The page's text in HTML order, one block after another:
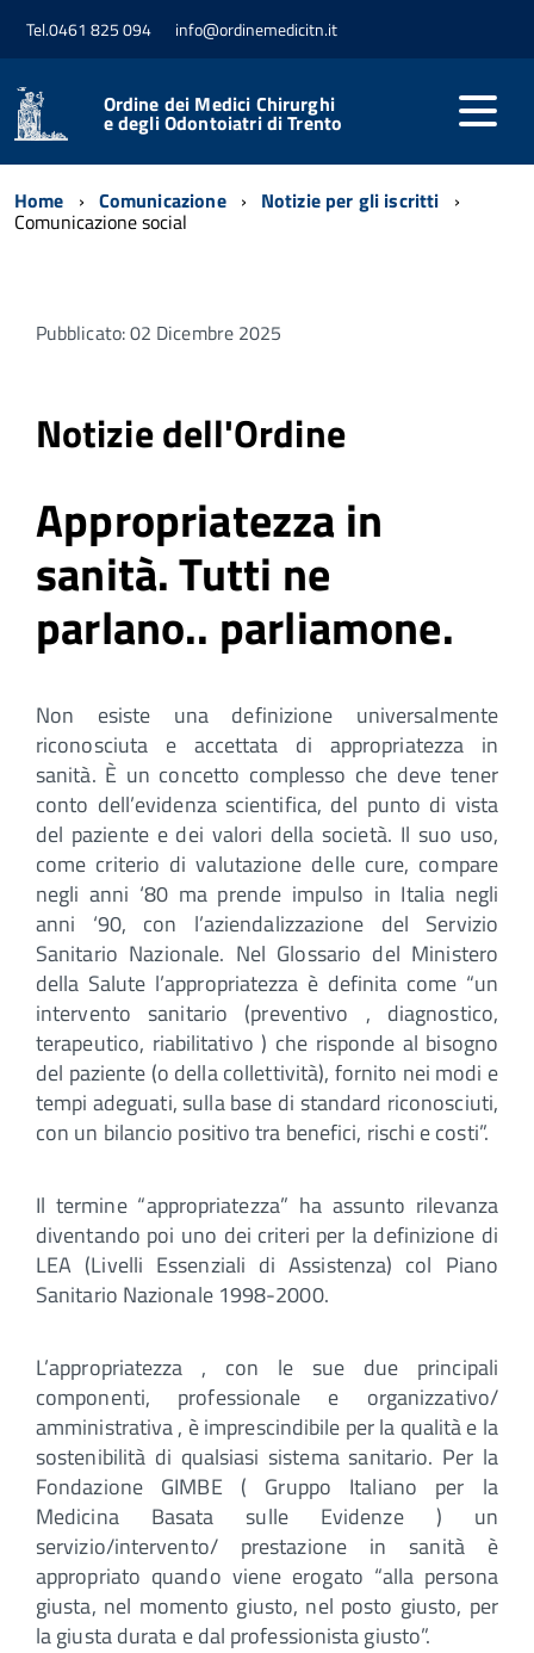
Tel.0461 825 094 info@ordinemedicitn.it
Ordine dei Medici Chirurghi
e degli Odontoiatri di Trento
Home Comunicazione Notizie per gli iscritti
Comunicazione social
Pubblicato: 02 Dicembre 2025
Notizie dell'Ordine
Appropriatezza in
sanità. Tutti ne
parlano.. parliamone.
Non esiste una definizione universalmente
riconosciuta e accettata di appropriatezza in
sanità. È un concetto complesso che deve tener
conto dell’evidenza scientifica, del punto di vista
del paziente e dei valori della società. Il suo uso,
come criterio di valutazione delle cure, compare
negli anni ‘80 ma prende impulso in Italia negli
anni ‘90, con l’aziendalizzazione del Servizio
Sanitario Nazionale. Nel Glossario del Ministero
della Salute l’appropriatezza è definita come “un
intervento sanitario (preventivo , diagnostico,
terapeutico, riabilitativo ) che risponde al bisogno
del paziente (o della collettività), fornito nei modi e
tempi adeguati, sulla base di standard riconosciuti,
con un bilancio positivo tra benefici, rischi e costi”.
Il termine “appropriatezza” ha assunto rilevanza
diventando poi uno dei criteri per la definizione di
LEA (Livelli Essenziali di Assistenza) col Piano
Sanitario Nazionale 1998-2000.
L’appropriatezza , con le sue due principali
componenti, professionale e organizzativo/
amministrativa , è imprescindibile per la qualità e la
sostenibilità di qualsiasi sistema sanitario. Per la
Fondazione GIMBE ( Gruppo Italiano per la
Medicina Basata sulle Evidenze ) un
servizio/intervento/ prestazione in sanità è
appropriato quando viene erogato “alla persona
giusta, nel momento giusto, nel posto giusto, per
la giusta durata e dal professionista giusto”.